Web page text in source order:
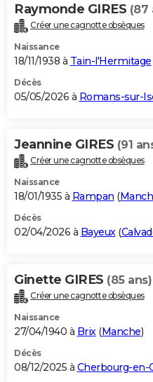
Carte de Noël
Carte Bonne année
Carte Saint-Valentin
Carte Pâques
Carte d'anniversaire
DICTIONNAIRE
Dictionnaire
Biographies
Citations
Expressions
Proverbes
PROGRAMME TV
S'inscrire
Se connecter
Lycées
Collèges
Primaires
Universités
Entreprises
Service militaire
Avis de recherche
AVIS DE DÉCÈS
Bricolage
Lifestyle
Culture
Sport
Auto
Television
Voyage
Cinema
Raymonde GIRES (87
Créer une cagnotte obsèques
Naissance
18/11/1938 à Tain-l'Hermitage
Décès
05/05/2026 à Romans-sur-
Jeannine GIRES (91
Créer une cagnotte obsèques
Naissance
18/01/1935 à Rampan (
Décès
02/04/2026 à Bayeux(
Ginette GIRES (85 ans)
Créer une cagnotte obsèques
Naissance
27/04/1940 à Brix (Manche)
Décès
08/12/2025 à Cherbourg-en-